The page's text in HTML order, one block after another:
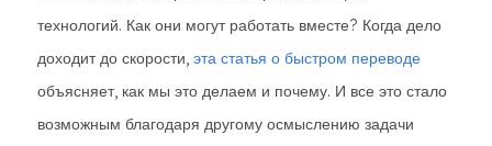
технологий. Как они могут работать вместе? Когда дело
доходит до скорости, эта статья о быстром переводе
объясняет, как мы это делаем и почему. И все это стало
возможным благодаря другому осмыслению задачи